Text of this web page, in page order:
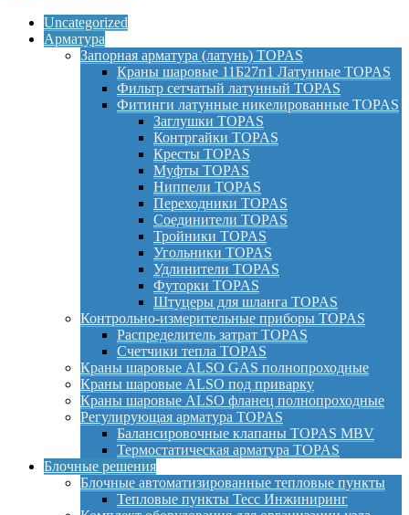
Uncategorized
Арматура
Запорная арматура (латунь) TOPAS
Краны шаровые 11Б27п1 Латунные TOPAS
Фильтр сетчатый латунный TOPAS
Фитинги латунные никелированные TOPAS
Заглушки TOPAS
Контргайки TOPAS
Кресты TOPAS
Муфты TOPAS
Ниппели TOPAS
Переходники TOPAS
Соединители TOPAS
Тройники TOPAS
Угольники TOPAS
Удлинители TOPAS
Футорки TOPAS
Штуцеры для шланга TOPAS
Контрольно-измерительные приборы TOPAS
Распределитель затрат TOPAS
Счетчики тепла TOPAS
Краны шаровые ALSO GAS полнопроходные
Краны шаровые ALSO под приварку
Краны шаровые ALSO фланец полнопроходные
Регулирующая арматура TOPAS
Балансировочные клапаны TOPAS MBV
Термостатическая арматура TOPAS
Блочные решения
Блочные автоматизированные тепловые пункты
Тепловые пункты Тесс Инжиниринг